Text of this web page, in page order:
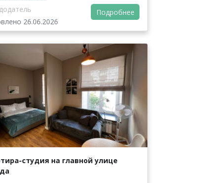
26.06.2026
Подробнее
студия на главной улице